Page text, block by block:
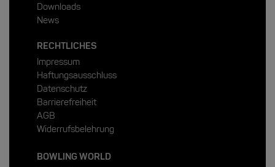
Downloads
News
RECHTLICHES
Impressum
Haftungsausschluss
Datenschutz
Barrierefreiheit
AGB
Widerrufsbelehrung
BOWLING WORLD